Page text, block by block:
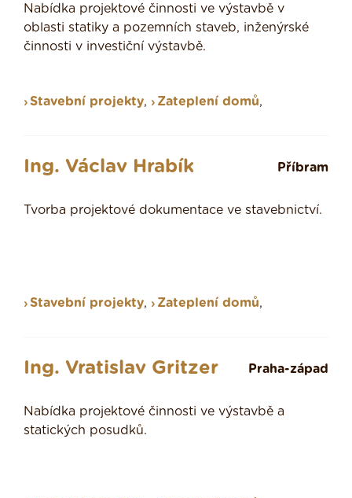
Nabídka projektové činnosti ve výstavbě v
oblasti statiky a pozemních staveb, inženýrské
činnosti v investiční výstavbě.
Stavební projekty, Zateplení domů,
Ing. Václav Hrabík Příbram
Tvorba projektové dokumentace ve stavebnictví.
Stavební projekty, Zateplení domů,
Ing. Vratislav Gritzer Praha-západ
Nabídka projektové činnosti ve výstavbě a
statických posudků.